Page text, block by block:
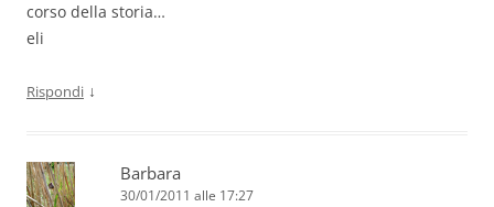
corso della storia…
eli
Rispondi ↓
Barbara
30/01/2011 alle 17:27